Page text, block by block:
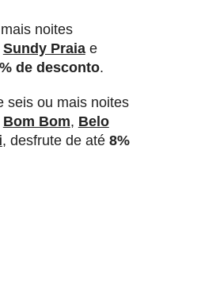
noites
Sundy Praia e
de desconto.
seis ou mais noites
Bom Bom, Belo
, desfrute de até8%